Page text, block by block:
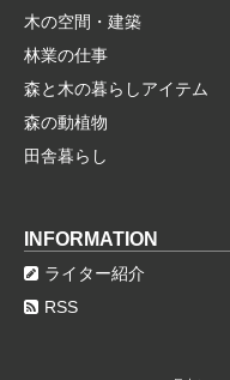
木の空間・建築
林業の仕事
森と木の暮らしアイテム
森の動植物
田舎暮らし
INFORMATION
ライター紹介
RSS